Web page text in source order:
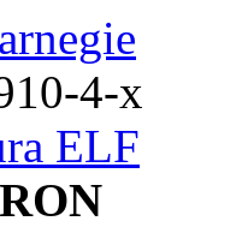
4-x
ELF
RON